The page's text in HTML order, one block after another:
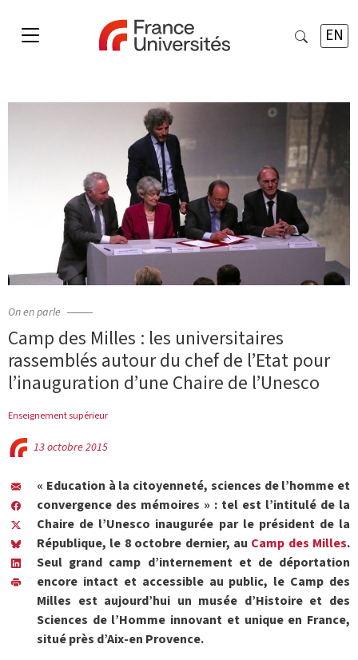
EN
On en parle
Camp des Milles : les universitaires
rassemblés autour du chef de l’Etat pour
l’inauguration d’une Chaire de l’Unesco
Enseignement supérieur
13 octobre 2015
« Education à la citoyenneté, sciences de l’homme et
convergence des mémoires » : tel est l’intitulé de la
Chaire de l’Unesco inaugurée par le président de la
République, le 8 octobre dernier, au Camp des Milles.
Seul grand camp d’internement et de déportation
encore intact et accessible au public, le Camp des
Milles est aujourd’hui un musée d’Histoire et des
Sciences de l’Homme innovant et unique en France,
situé près d’Aix-en Provence.